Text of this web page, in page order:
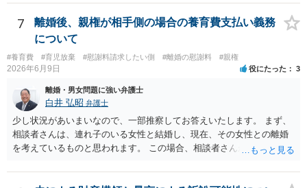
てもらった方がよいのでしょうか？ 費用が許すなら依頼した方が個人
的にはいいと思いますが、 依頼するかどうか含め、面談相談で話を聞
いてみた方がいいと思います。 なぜ面談相談をお勧めしているかと言
いますと、面談の方がネット相談（数行のやり取りを繰り返す）よ
り、 密度が濃いというか、やりとり（事情を聞いたり、不明点を尋ね
たり説明したり）がしやすいからです。
7
離婚後、親権が相手側の場合の養育費支払い義務
について
#養育費 #育児放棄 #慰謝料請求したい側 #離婚の慰謝料 #親権
2026年6月9日 役にたった 3
離婚・男女問題に強い弁護士
白井 弘昭 弁護士
少し状況があいまいなので、一部推察してお答えいたします。 まず、
相談者さんは、連れ子のいる女性と結婚し、現在、その女性との離婚
を考えているものと思われます。 この場合、相談者さんが、その連れ
ていない場合は、婚姻とともに親権を取得することはありませんの